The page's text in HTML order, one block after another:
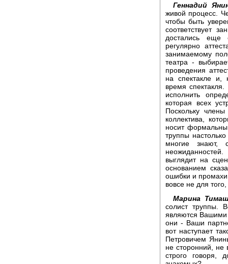
Геннадий
живой процесс.
чтобы быть
соответствует
достались еще
регулярно
занимаемому
театра -
проведения
на спектакле и,
время
исполнить
которая всех
Поскольку
коллектива,
носит
труппы
многие знают,
выглядит на
основанием
ошибки и
вовсе не для
Марина
солист труппы.
являются Вашими
они - Ваши
вот наступает
Петровичем
не сторонний, не
строго говоря,